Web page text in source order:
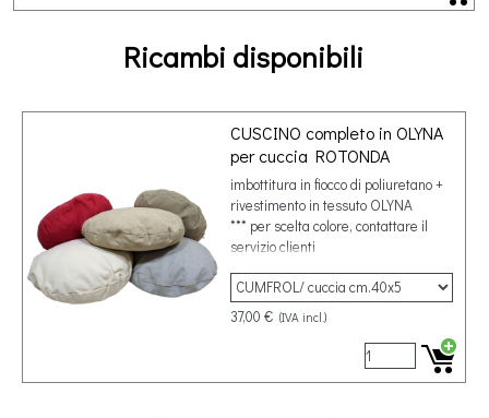
Ricambi disponibili
CUSCINO completo in OLYNA
per cuccia ROTONDA
imbottitura in fiocco di poliuretano +
rivestimento in tessuto OLYNA
*** per scelta colore, contattare il
servizio clienti
37,00 € (IVA incl.)